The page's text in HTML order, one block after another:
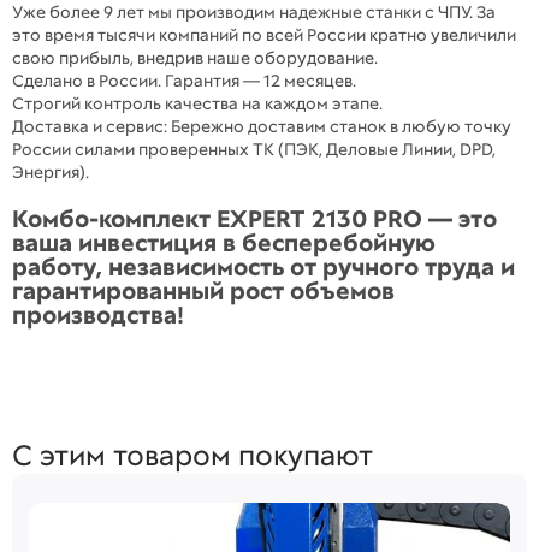
Уже более 9 лет мы производим надежные станки с ЧПУ. За
это время тысячи компаний по всей России кратно увеличили
свою прибыль, внедрив наше оборудование.
Сделано в России. Гарантия — 12 месяцев.
Строгий контроль качества на каждом этапе.
Доставка и сервис: Бережно доставим станок в любую точку
России силами проверенных ТК (ПЭК, Деловые Линии, DPD,
Энергия).
Комбо-комплект EXPERT 2130 PRO — это
ваша инвестиция в бесперебойную
работу, независимость от ручного труда и
гарантированный рост объемов
производства!
С этим товаром покупают